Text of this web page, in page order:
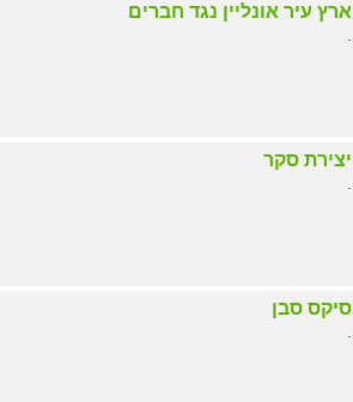
ארץ עיר אונליין נגד חברים
.
יצירת סקר
.
סיקס סבן
.